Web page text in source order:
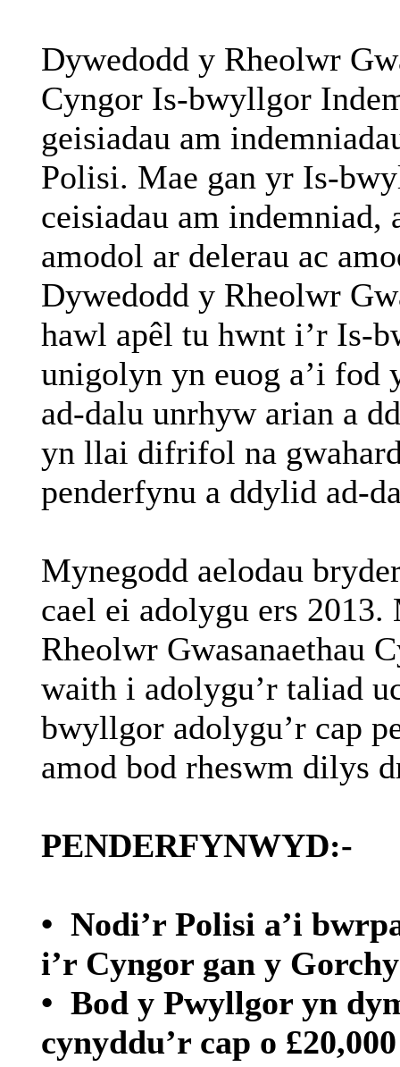
Dywedodd y Rheolwr
Cyngor Is-bwyllgor
geisiadau am
Polisi. Mae gan yrIs-
ceisiadau am indemniad,
amodol ar delerau ac
Dywedodd y Rheolwr
hawl apêl tu hwnt i’rIs-
unigolyn yn euog a’i fod
ad-dalu unrhyw arian a
yn llai difrifol na
penderfynu a ddylid ad-
Mynegodd aelodau
cael ei adolygu ers 2013.
Rheolwr Gwasanaethau
waith i adolygu’r taliad
bwyllgor adolygu’rcap
amod bod rheswm dilys
PENDERFYNWYD:-
• Nodi’rPolisi a’i
i’rCyngor gany
• Bod y Pwyllgor yn
cynyddu’r cap o